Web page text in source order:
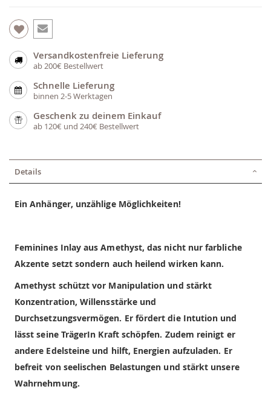
Versandkostenfreie Lieferung
ab 200€ Bestellwert
Schnelle Lieferung
binnen 2-5 Werktagen
Geschenk zu deinem Einkauf
ab 120€ und 240€ Bestellwert
Details
Ein Anhänger, unzählige Möglichkeiten!
Feminines Inlay aus Amethyst, das nicht nur farbliche
Akzente setzt sondern auch heilend wirken kann.
Amethyst schützt vor Manipulation und stärkt
Konzentration, Willensstärke und
Durchsetzungsvermögen. Er fördert die Intution und
lässt seine TrägerIn Kraft schöpfen. Zudem reinigt er
andere Edelsteine und hilft, Energien aufzuladen. Er
befreit von seelischen Belastungen und stärkt unsere
Wahrnehmung.